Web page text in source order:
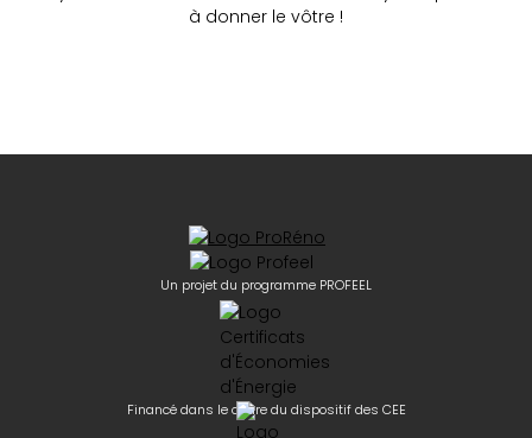
à donner le vôtre !
Un projet du programme PROFEEL
Financé dans le cadre du dispositif des CEE